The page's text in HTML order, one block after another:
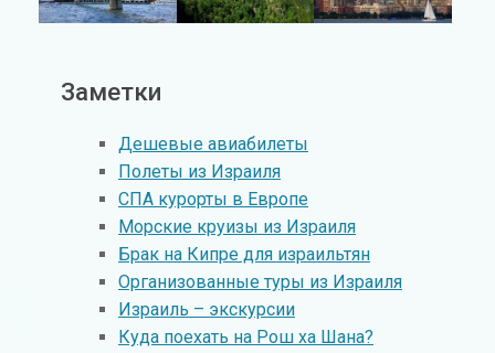
Заметки
Дешевые авиабилеты
Полеты из Израиля
СПА курорты в Европе
Морские круизы из Израиля
Брак на Кипре для израильтян
Организованные туры из Израиля
Израиль – экскурсии
Куда поехать на Рош ха Шана?